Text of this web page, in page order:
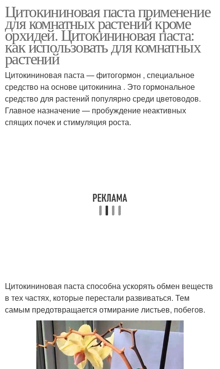
Паста для фиалок Пасты при размножении
Паста для драцены
Пасты на орхидеях
Цитокининовая паста применение
для комнатных растений кроме
орхидей. Цитокининовая паста:
как использовать для комнатных
растений
Цитокининовая паста — фитогормон , специальное
средство на основе цитокинина . Это гормональное
средство для растений популярно среди цветоводов.
Главное назначение — пробуждение неактивных
спящих почек и стимуляция роста.
Цитокининовая паста способна ускорять обмен веществ
в тех частях, которые перестали развиваться. Тем
самым предотвращается отмирание листьев, побегов.